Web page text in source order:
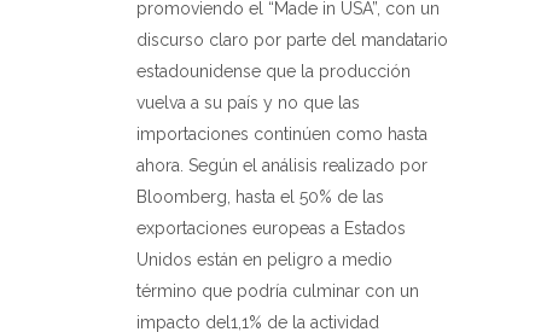
promoviendo el “Made in USA”, con un
discurso claro por parte del mandatario
estadounidense que la producción
vuelva a su país y no que las
importaciones continúen como hasta
ahora. Según el análisis realizado por
Bloomberg, hasta el 50% de las
exportaciones europeas a Estados
Unidos están en peligro a medio
término que podría culminar con un
impacto del1,1% de la actividad